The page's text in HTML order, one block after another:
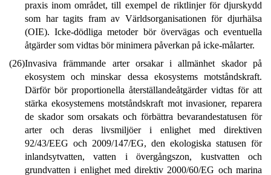
praxis inom området, till exempel de riktlinjer för djurskydd
som har tagits fram av Världsorganisationen för djurhälsa
(OIE). Icke-dödliga metoder bör övervägas och eventuella
åtgärder som vidtas bör minimera påverkan på icke-målarter.
(26)Invasiva främmande arter orsakar i allmänhet skador på
ekosystem och minskar dessa ekosystems motståndskraft.
Därför bör proportionella återställandeåtgärder vidtas för att
stärka ekosystemens motståndskraft mot invasioner, reparera
de skador som orsakats och förbättra bevarandestatusen för
arter och deras livsmiljöer i enlighet med direktiven
92/43/EEG och 2009/147/EG, den ekologiska statusen för
inlandsytvatten, vatten i övergångszon, kustvatten och
grundvatten i enlighet med direktiv 2000/60/EG och marina